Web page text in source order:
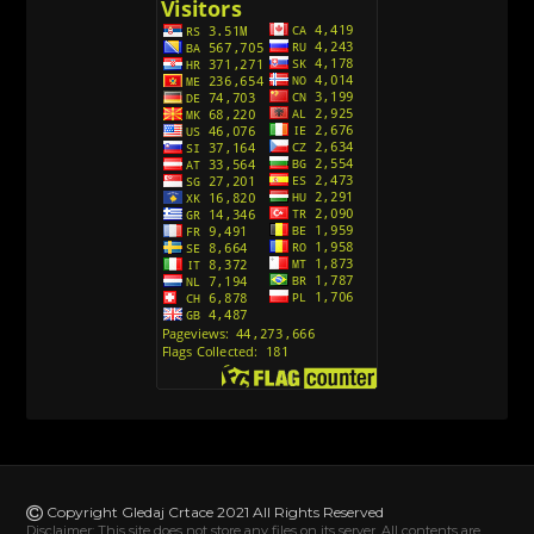
Avanture Kida Opasnost (Sinhronizovano na
Action Man (Sinhronizovano na Hrvatski)
Action Man (2000) Sinhronizovano na Hrvatski
Andjeoski Prijatelji (Sinhronizovano na Srpski)
Ajkuca (Sharkdog) Sinhronizovano na Srpski
Alvin i veverice (Alvinnn!!! And the Chipmunks)
Sinhronizovano na Srpski
Avanture Mačka u čizmama (Sinhronizovano na
[78]
Copyright Gledaj Crtace 2021 All Rights Reserved